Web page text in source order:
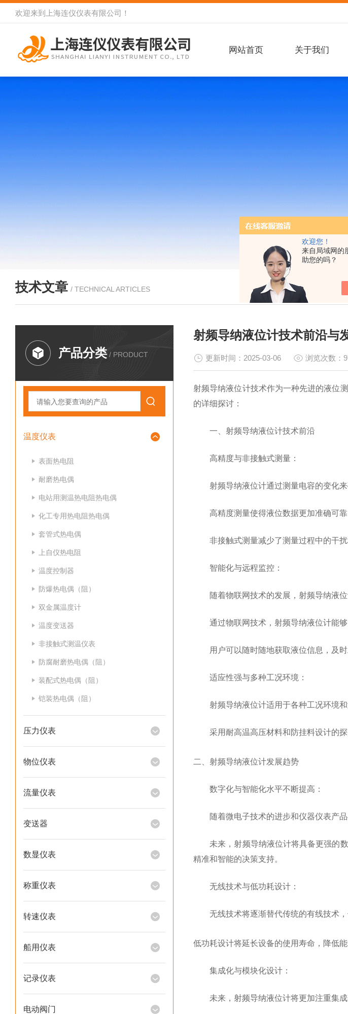
欢迎您！
来自局域网的
助您的吗？
欢迎来到 上海连仪仪表有限公司 ！
网站首页 关于我们
技术文章 / TECHNICAL ARTICLES
产品分类 / PRODUCT
温度仪表
表面热电阻
耐磨热电偶
电站用测温热电阻热电偶
化工专用热电阻热电偶
套管式热电偶
上自仪热电阻
温度控制器
防爆热电偶（阻）
双金属温度计
温度变送器
非接触式测温仪表
防腐耐磨热电偶（阻）
装配式热电偶（阻）
铠装热电偶（阻）
压力仪表
物位仪表
流量仪表
变送器
数显仪表
称重仪表
转速仪表
船用仪表
记录仪表
电动阀门
射频导纳液位计技术前沿与
更新时间：2025-03-06 浏览次数：
射频导纳液位计技术作为一种先进的液位
的详细探讨：
一、射频导纳液位计技术前沿
高精度与非接触式测量：
射频导纳液位计通过测量电容的变化来
高精度测量使得液位数据更加准确可靠
非接触式测量减少了测量过程中的干扰
智能化与远程监控：
随着物联网技术的发展，射频导纳液位
通过物联网技术，射频导纳液位计能够
用户可以随时随地获取液位信息，及时
适应性强与多种工况环境：
射频导纳液位计适用于各种工况环境和
采用耐高温高压材料和防挂料设计的探
二、射频导纳液位计发展趋势
数字化与智能化水平不断提高：
随着微电子技术的进步和仪器仪表产品
未来，射频导纳液位计将具备更强的数
精准和智能的决策支持。
无线技术与低功耗设计：
无线技术将逐渐替代传统的有线技术，
低功耗设计将延长设备的使用寿命，降低能
集成化与模块化设计：
未来，射频导纳液位计将更加注重集成